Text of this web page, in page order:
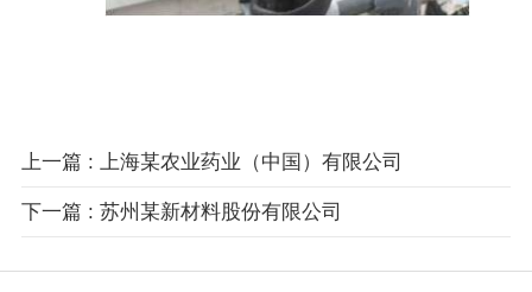
上一篇 : 上海某农业药业（中国）有限公司
下一篇 : 苏州某新材料股份有限公司